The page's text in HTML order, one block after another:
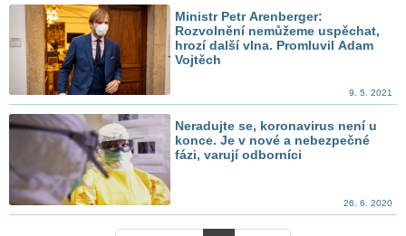
Ministr Petr Arenberger:
Rozvolnění nemůžeme uspěchat,
hrozí další vlna. Promluvil Adam
Vojtěch
9. 5. 2021
Neradujte se, koronavirus není u
konce. Je v nové a nebezpečné
fázi, varují odborníci
26. 6. 2020